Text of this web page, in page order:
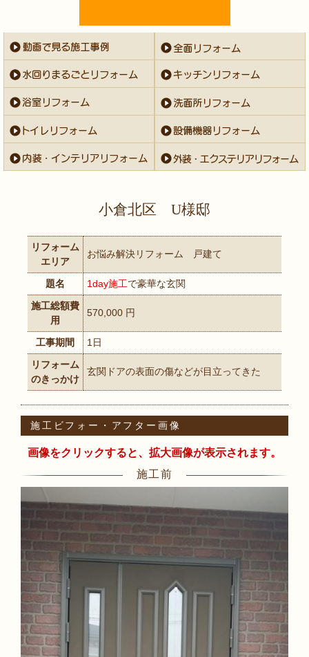
小倉北区 U様邸
リフォーム
エリア
お悩み解決リフォーム 戸建て
題名 1day施工で豪華な玄関
施工総額費
用
570,000 円
工事期間
1日
リフォーム
のきっかけ
玄関ドアの表面の傷などが目立ってきた
施工ビフォー・アフター画像
画像をクリックすると、拡大画像が表示されます。
施工前